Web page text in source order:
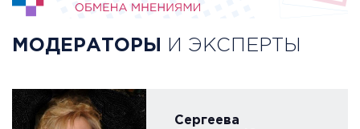
МОДЕРАТОРЫ И ЭКСПЕРТЫ
Сергеева